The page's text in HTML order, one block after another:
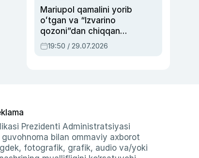
Mariupol qamalini yorib
oʻtgan va “Izvarino
qozoni”dan chiqqan
qahramon — Ukraina
armiyasi bosh
19:50 / 29.07.2026
Prezidenti Administratsiyasi
bilan ommaviy axborot
fotografik, grafik, audio va/yoki